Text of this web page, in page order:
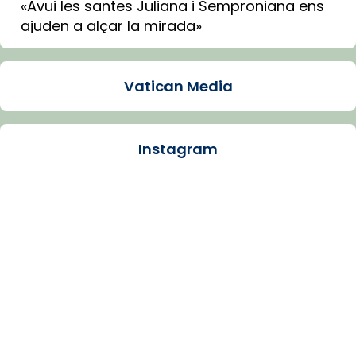
«Avui les santes Juliana i Semproniana ens
ajuden a alçar la mirada»
Mons. Sergi Gordo, bisbe de Tortosa, ha
Santes de Mataró.
🔗tinyurl.com/cvu5jmbk
Vatican Media
Instagram